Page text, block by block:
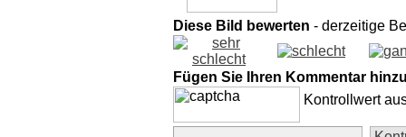
Diese Bild bewerten - derzeitige
Fügen Sie Ihren Kommentar
Kontrollwert